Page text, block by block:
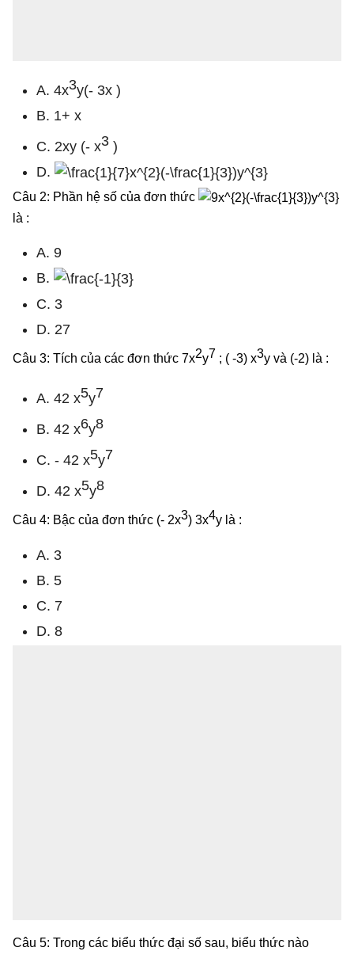
A. 4x3y(- 3x )
B. 1+ x
C. 2xy (- x3 )
D.
Câu 2: Phần hệ số của đơn thức
là :
A. 9
B.
C. 3
D. 27
Câu 3: Tích của các đơn thức 7x2y7 ; ( -3) x3y và (-2) là :
A. 42 x5y7
B. 42 x6y8
C. - 42 x5y7
D. 42 x5y8
Câu 4: Bậc của đơn thức (- 2x3) 3x4y là :
A. 3
B. 5
C. 7
D. 8
Câu 5: Trong các biểu thức đại số sau, biểu thức nào